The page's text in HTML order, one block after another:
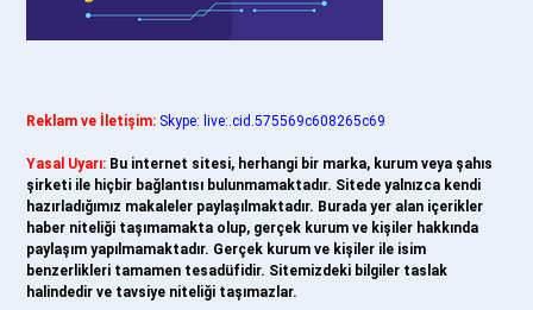
Reklam ve İletişim: Skype: live:.cid.575569c608265c69
Yasal Uyarı: Bu internet sitesi, herhangi bir marka, kurum veya şahıs
şirketi ile hiçbir bağlantısı bulunmamaktadır. Sitede yalnızca kendi
hazırladığımız makaleler paylaşılmaktadır. Burada yer alan içerikler
haber niteliği taşımamakta olup, gerçek kurum ve kişiler hakkında
paylaşım yapılmamaktadır. Gerçek kurum ve kişiler ile isim
benzerlikleri tamamen tesadüfidir. Sitemizdeki bilgiler taslak
halindedir ve tavsiye niteliği taşımazlar.